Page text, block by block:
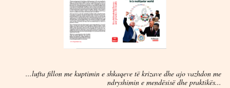
...lufta fillon me kuptimin e shkaqeve të krizave dhe ajo vazhdon me
ndryshimin e mendësisë dhe praktikës...